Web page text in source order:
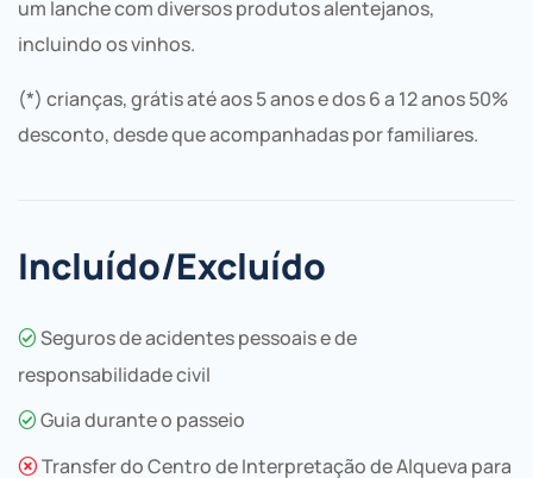
um lanche com diversos produtos alentejanos,
incluindo os vinhos.
(*) crianças, grátis até aos 5 anos e dos 6 a 12 anos 50%
desconto, desde que acompanhadas por familiares.
Incluído/Excluído
Seguros de acidentes pessoais e de
responsabilidade civil
Guia durante o passeio
Transfer do Centro de Interpretação de Alqueva para